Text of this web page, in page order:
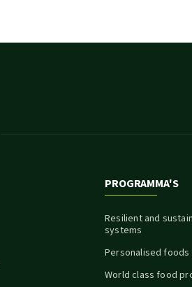
PROGRAMMA'S
Resilient and
systems
Personalised
World class food